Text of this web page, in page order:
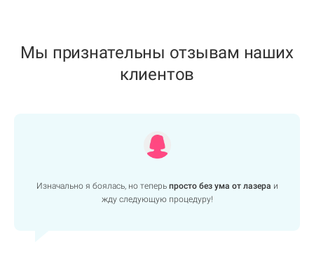
Мы признательны отзывам наших
клиентов
Изначально я боялась, но теперь просто без ума от лазера и
жду следующую процедуру!